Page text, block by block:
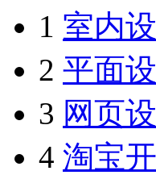
1 室内
2 平面
3 网页
4 淘宝